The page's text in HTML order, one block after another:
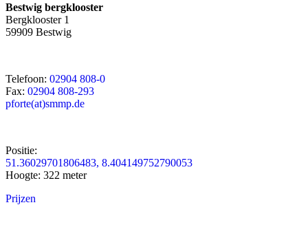
Bestwig bergklooster
Bergklooster 1
59909 Bestwig
Telefoon: 02904 808-0
Fax: 02904 808-293
pforte(at)smmp.de
Positie:
51.36029701806483, 8.404149752790053
Hoogte: 322 meter
Prijzen